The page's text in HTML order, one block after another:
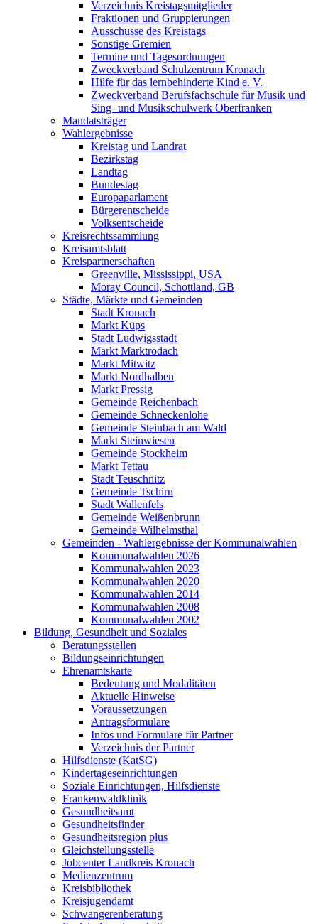
Verzeichnis Kreistagsmitglieder
Fraktionen und Gruppierungen
Ausschüsse des Kreistags
Sonstige Gremien
Termine und Tagesordnungen
Zweckverband Schulzentrum Kronach
Hilfe für das lernbehinderte Kind e. V.
Zweckverband Berufsfachschule für Musik und
Sing- und Musikschulwerk Oberfranken
Mandatsträger
Wahlergebnisse
Kreistag und Landrat
Bezirkstag
Landtag
Bundestag
Europaparlament
Bürgerentscheide
Volksentscheide
Kreisrechtssammlung
Kreisamtsblatt
Kreispartnerschaften
Greenville, Mississippi, USA
Moray Council, Schottland, GB
Städte, Märkte und Gemeinden
Stadt Kronach
Markt Küps
Stadt Ludwigsstadt
Markt Marktrodach
Markt Mitwitz
Markt Nordhalben
Markt Pressig
Gemeinde Reichenbach
Gemeinde Schneckenlohe
Gemeinde Steinbach am Wald
Markt Steinwiesen
Gemeinde Stockheim
Markt Tettau
Stadt Teuschnitz
Gemeinde Tschirn
Stadt Wallenfels
Gemeinde Weißenbrunn
Gemeinde Wilhelmsthal
Gemeinden - Wahlergebnisse der Kommunalwahlen
Kommunalwahlen 2026
Kommunalwahlen 2023
Kommunalwahlen 2020
Kommunalwahlen 2014
Kommunalwahlen 2008
Kommunalwahlen 2002
Bildung, Gesundheit und Soziales
Beratungsstellen
Bildungseinrichtungen
Ehrenamtskarte
Bedeutung und Modalitäten
Aktuelle Hinweise
Voraussetzungen
Antragsformulare
Infos und Formulare für Partner
Verzeichnis der Partner
Hilfsdienste (KatSG)
Kindertageseinrichtungen
Soziale Einrichtungen, Hilfsdienste
Frankenwaldklinik
Gesundheitsamt
Gesundheitsfinder
Gesundheitsregion plus
Gleichstellungsstelle
Jobcenter Landkreis Kronach
Medienzentrum
Kreisbibliothek
Kreisjugendamt
Schwangerenberatung